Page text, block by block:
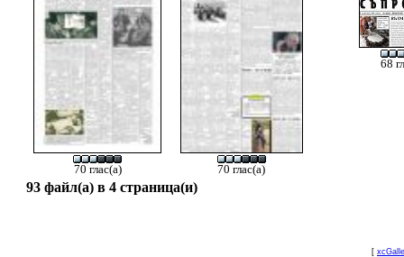
70 глас(а) 70 глас(а)
68
93 файл(а) в 4 страница(и)
[